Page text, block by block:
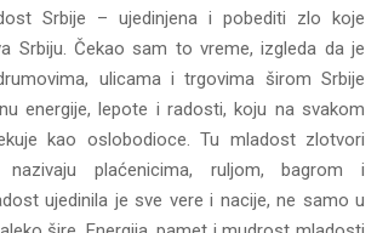
Srbije – ujedinjena i pobediti zlo koje
Srbiju. Čekao sam to vreme, izgleda da je
ulicama i trgovima širom Srbije
energije, lepote i radosti, koju na svakom
kao oslobodioce. Tu mladost zlotvori
nazivaju plaćenicima, ruljom, bagrom i
ujedinila je sve vere i nacije, ne samo u